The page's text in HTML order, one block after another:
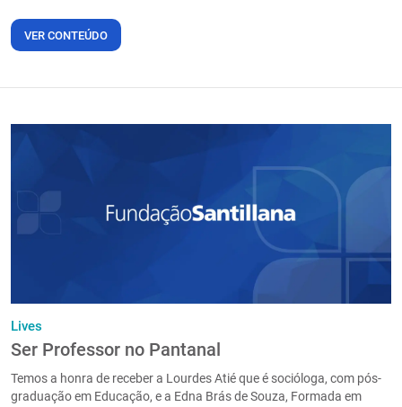
VER CONTEÚDO
Lives
Ser Professor no Pantanal
Temos a honra de receber a Lourdes Atié que é socióloga, com pós-
graduação em Educação, e a Edna Brás de Souza, Formada em